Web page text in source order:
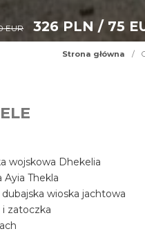
EUR 326 PLN / 75
Strona główna /
wojskowa Dhekelia
Ayia Thekla
wioska jachtowa
i zatoczka